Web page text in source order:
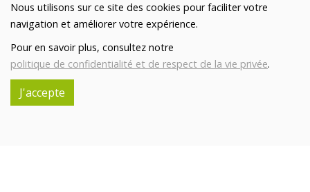
Nous utilisons sur ce site des cookies pour faciliter votre
navigation et améliorer votre expérience.
Pour en savoir plus, consultez notre
politique de confidentialité et de respect de la vie privée.
J'accepte
ASINERIE DU PAYS DES COLLINES SRL 10.9€/pc
- pc
10.9 €
Réception souhaitée le